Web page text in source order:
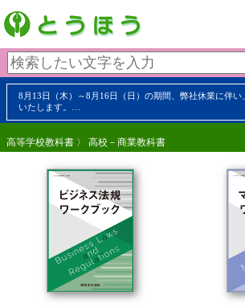
8月13日（木）～8月16日（日）の期間、弊社休業に伴い
いたします。…
高等学校教科書 〉 高校－商業教科書